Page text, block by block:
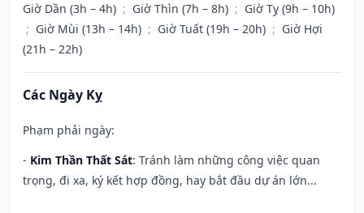
Giờ Dần (3h – 4h) ; Giờ Thìn (7h – 8h) ; Giờ Tỵ (9h – 10h)
; Giờ Mùi (13h – 14h) ; Giờ Tuất (19h – 20h) ; Giờ Hợi
(21h – 22h)
Các Ngày Kỵ
Phạm phải ngày:
- Kim Thần Thất Sát: Tránh làm những công việc quan
trọng, đi xa, ký kết hợp đồng, hay bắt đầu dự án lớn...